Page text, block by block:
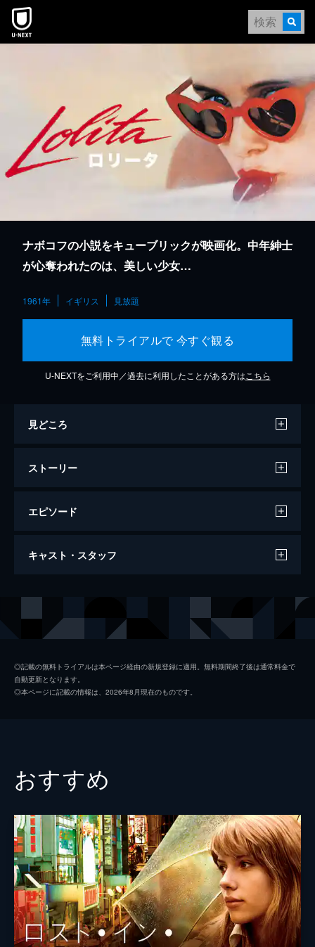
本文へスキップ
ナボコフの小説をキューブリックが映画化。中年紳士
が心奪われたのは、美しい少女…
1961年 イギリス 見放題
無料トライアルで 今すぐ観る
U-NEXTをご利用中／過去に利用したことがある方は こちら
見どころ
ストーリー
エピソード
ロリータ
キャスト・スタッフ
スー・リオン
脚本
原作 ウラジミール・ナボコフ
音楽 ネルソン・リドル
ボブ・ハリス
製作 ジェームズ・Ｂ・ハリス
◎記載の無料トライアルは本ページ経由の新規登録に適用。無料期間終了後は通常料金で
自動更新となります。
◎本ページに記載の情報は、2026年8月現在のものです。
おすすめ